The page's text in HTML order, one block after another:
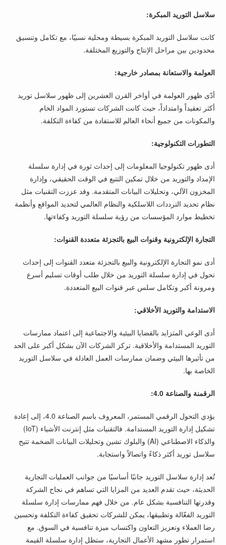
سلاسل التوريد المبكرة:
كانت سلاسل التوريد المبكرة بسيطة ومحلية نسبيًا، مع تكامل وتنسيق
محدودين بين مراحل الإنتاج والتوزيع المختلفة.
العولمة والاستعانة بمصادر خارجية:
أدّى ظهور العولمة في أواخر القرن العشرين إلى ظهور سلاسل توريد
أكثر تعقيداً وامتداداً، حيث كانت الشركات تستورد المواد الخام
والمكونات من جميع أنحاء العالم للاستفادة من كفاءة التكلفة.
التطورات التكنولوجية:
أدى ظهور تكنولوجيا المعلومات إلى إحداث ثورة في إدارة سلسلة
الإمداد والتوريد من خلال تمكين التتبع في الوقت الحقيقي، وإدارة
المخزون الآلي، وتحليلات البيانات المتقدمة. وقد عززت التقنيات مثل
نظام تحديد الترددات اللاسلكية والنظام العالمي لتحديد المواقع وأنظمة
تخطيط موارد المؤسسات من رؤية سلسلة التوريد وكفاءتها.
التجارة الإلكترونية وقنوات البيع بالتجزئة متعددة القنوات:
أدى نمو التجارة الإلكترونية والبيع بالتجزئة متعدد القنوات إلى إحداث
تحول في إدارة سلسلة التوريد من خلال طلب أوقات تسليم أسرع
ومرونة أكبر وتكامل سلس عبر قنوات البيع المتعددة.
الاستدامة والتوريد الأخلاقي:
أدى الوعي المتزايد بالقضايا البيئية والاجتماعية إلى اعتماد ممارسات
التوريد المستدامة والأخلاقية. تركز الشركات الآن بشكل أكبر على الحد
من تأثيرها البيئي وضمان ممارسات العمل العادلة في سلاسل التوريد
الخاصة بها.
الرقمنة والصناعة 4.0:
يؤدي التحول الرقمي المستمر، المعروف باسم الصناعة 4.0، إلى إعادة
تشكيل إدارة التوريد المستدامة. فالتقنيات مثل إنترنت الأشياء (IoT)
والذكاء الاصطناعي (AI) والبلوك تشين وتحليلات البيانات الضخمة تتيح
سلاسل توريد أكثر ذكاءً واتصالاً واستجابة.
تُعد إدارة سلاسل التوريد جانبًا أساسيًا من جوانب العمليات التجارية
الحديثة، حيث تقدم العديد من المزايا التي تساهم في نجاح الشركة
وقدرتها التنافسية بشكل عام. من خلال فهم ممارسات إدارة سلسلة
التوريد الفعّالة وتطبيقها، يمكن للشركات تحقيق كفاءة التكلفة وتحسين
رضا العملاء وتعزيز التعاون واكتساب ميزة تنافسية في السوق. مع
استمرار تطور مشهد الأعمال التجارية، ستظل إدارة سلسلة القيمة